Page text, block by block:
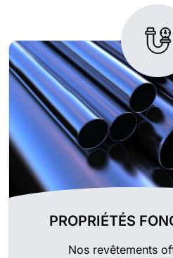
PROPRIÉTÉS
Nos revêtements